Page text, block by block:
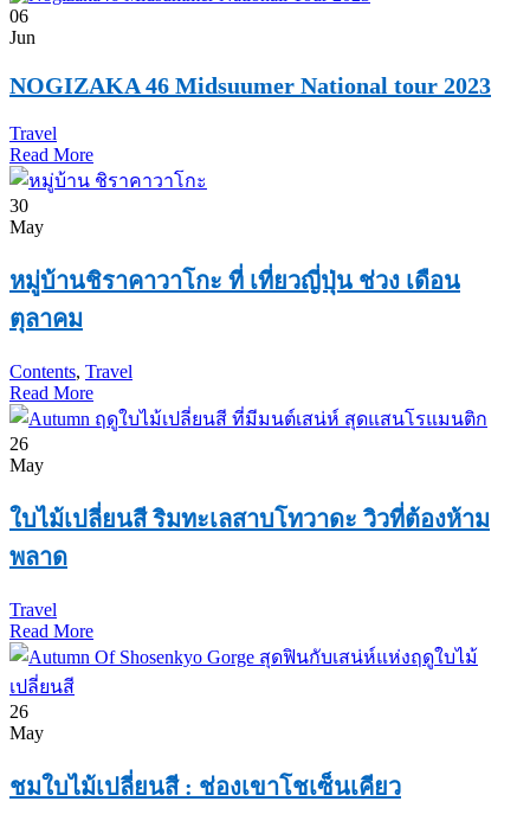
06
Jun
NOGIZAKA 46 Midsuumer National tour 2023
Travel
Read More
30
May
หมู่บ้านชิราคาวาโกะ ที่ เที่ยวญี่ปุ่น ช่วง เดือน
ตุลาคม
Contents, Travel
Read More
26
May
ใบไม้เปลี่ยนสี ริมทะเลสาบโทวาดะ วิวที่ต้องห้าม
พลาด
Travel
Read More
26
May
ชมใบไม้เปลี่ยนสี : ช่องเขาโชเซ็นเคียว